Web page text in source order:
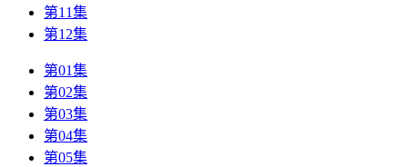
第11集
第12集
第01集
第02集
第03集
第04集
第05集